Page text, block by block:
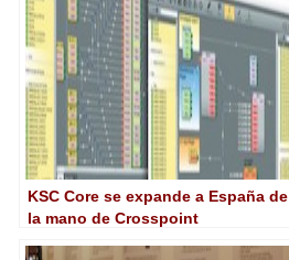
KSC Core se expande a España de
la mano de Crosspoint